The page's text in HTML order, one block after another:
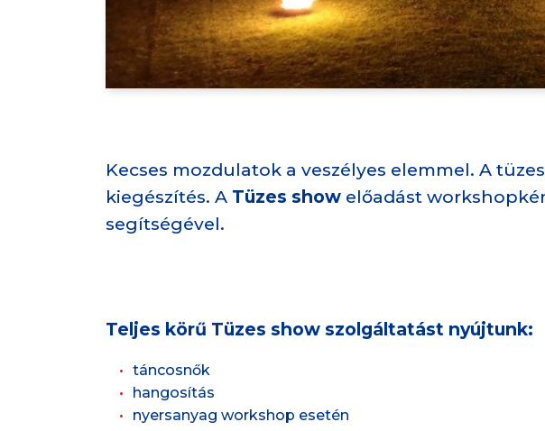
Kecses mozdulatok a veszélyes elemmel. A
kiegészítés. A Tüzes show előadást
segítségével.
Teljes körű Tüzes show szolgáltatást nyújtunk:
táncosnők
hangosítás
nyersanyag workshop esetén